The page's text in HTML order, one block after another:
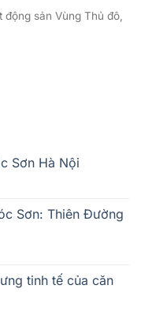
động sản Vùng Thủ đô,
Sơn Hà Nội
Sơn: Thiên Đường
tinh tế của căn